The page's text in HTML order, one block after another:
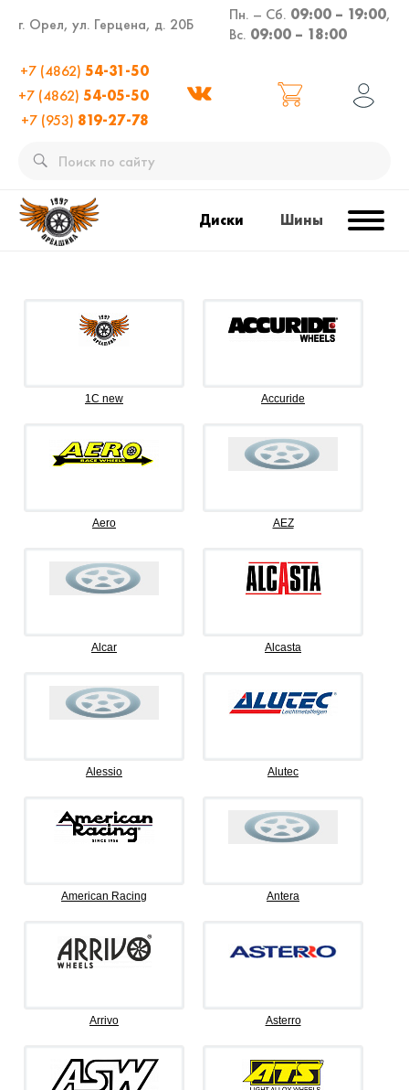
г. Орел, ул. Герцена, д. 20Б
Пн. – Сб. 09:00 – 19:00,
Вс. 09:00 – 18:00
+7 (4862) 54-31-50
+7 (4862) 54-05-50
+7 (953) 819-27-78
Диски Шины
1C new Accuride
Aero AEZ
Alcar Alcasta
Alessio Alutec
American Racing Antera
Arrivo Asterro